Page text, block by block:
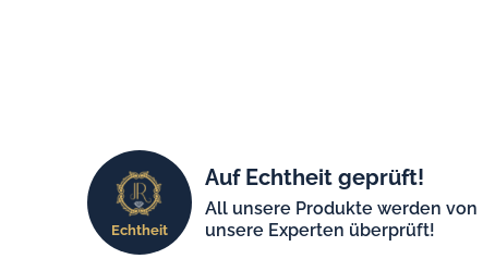
Echtheit
Auf Echtheit geprüft!
All unsere Produkte werden von
unsere Experten überprüft!